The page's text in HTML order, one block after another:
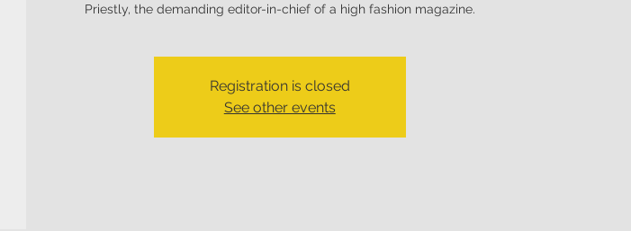
Priestly, the demanding editor-in-chief of a high fashion magazine.
Registration is closed
See other events